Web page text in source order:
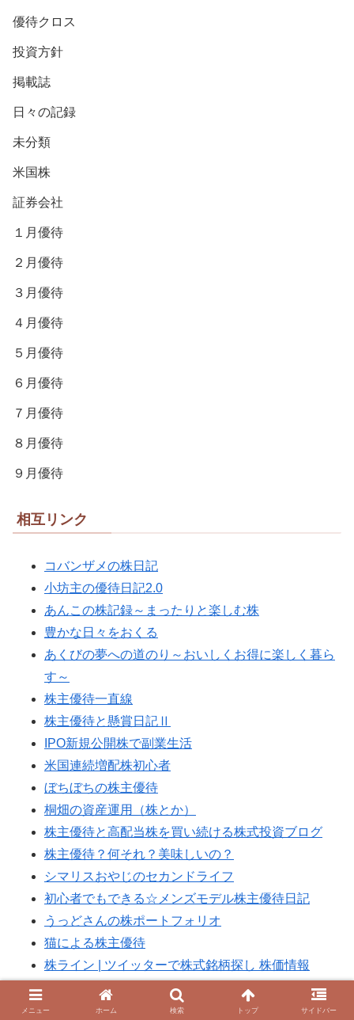
優待クロス
投資方針
掲載誌
日々の記録
未分類
米国株
証券会社
１月優待
２月優待
３月優待
４月優待
５月優待
６月優待
７月優待
８月優待
９月優待
相互リンク
コバンザメの株日記
小坊主の優待日記2.0
あんこの株記録～まったりと楽しむ株
豊かな日々をおくる
あくびの夢への道のり～おいしくお得に楽しく暮ら
す～
株主優待一直線
株主優待と懸賞日記Ⅱ
IPO新規公開株で副業生活
米国連続増配株初心者
ぼちぼちの株主優待
桐畑の資産運用（株とか）
株主優待と高配当株を買い続ける株式投資ブログ
株主優待？何それ？美味しいの？
シマリスおやじのセカンドライフ
初心者でもできる☆メンズモデル株主優待日記
うっどさんの株ポートフォリオ
猫による株主優待
株ライン | ツイッターで株式銘柄探し 株価情報
資産運用にて経済的自由を目指して
目指せ！！左うちわの優待生活
メニュー ホーム 検索 トップ サイドバー